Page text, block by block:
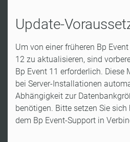
Update-
Um von einer früheren Bp
12 zu aktualisieren, sind
Bp Event 11 erforderlich. Diese
bei Server-Installationen
Abhängigkeit zur
benötigen. Bitte setzen Sie
dem Bp Event-Support in